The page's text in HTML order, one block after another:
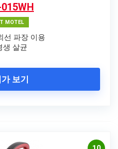
MOTEL
선 파장 이용
생 살균
보기